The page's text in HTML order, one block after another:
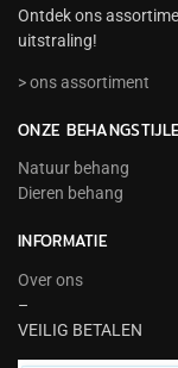
Ontdek ons
uitstraling!
> ons assortiment
ONZE
Natuur behang
Dieren behang
INFORMATIE
Over ons
–
VEILIG BETALEN